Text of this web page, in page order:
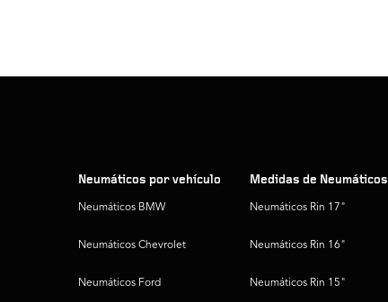
Neumáticos por vehículo
Neumáticos BMW
Neumáticos Chevrolet
Neumáticos Ford
Medidas de Neumáticos
Neumáticos Rin 17"
Neumáticos Rin 16"
Neumáticos Rin 15"